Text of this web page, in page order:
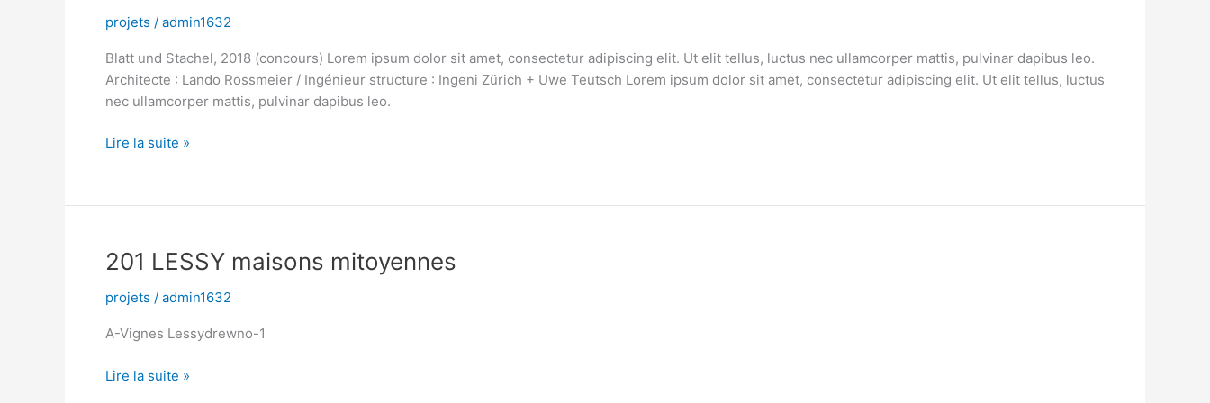
projets / admin1632
Blatt und Stachel, 2018 (concours) Lorem ipsum dolor sit amet, consectetur adipiscing elit. Ut elit tellus, luctus nec ullamcorper mattis, pulvinar dapibus leo.
Architecte : Lando Rossmeier / Ingénieur structure : Ingeni Zürich + Uwe Teutsch Lorem ipsum dolor sit amet, consectetur adipiscing elit. Ut elit tellus, luctus
nec ullamcorper mattis, pulvinar dapibus leo.
Lire la suite »
201 LESSY maisons mitoyennes
projets / admin1632
A-Vignes Lessydrewno-1
201
maisons
Lire la suite »